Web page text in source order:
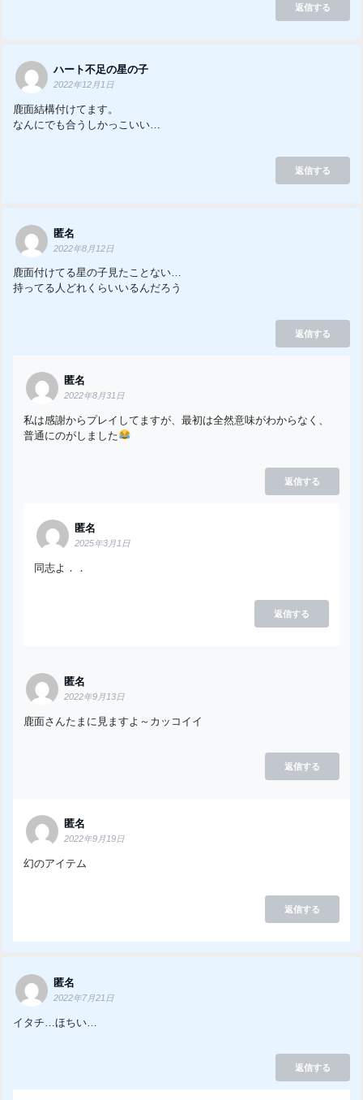
返信する
ハート不足の星の子
2022年12月1日
鹿面結構付けてます。
なんにでも合うしかっこいい…
返信する
匿名
2022年8月12日
鹿面付けてる星の子見たことない…
持ってる人どれくらいいるんだろう
返信する
匿名
2022年8月31日
私は感謝からプレイしてますが、最初は全然意味がわからなく、
普通にのがしました
返信する
匿名
2025年3月1日
同志よ．．
返信する
匿名
2022年9月13日
鹿面さんたまに見ますよ～カッコイイ
返信する
匿名
2022年9月19日
幻のアイテム
返信する
匿名
2022年7月21日
イタチ…ほちい…
返信する